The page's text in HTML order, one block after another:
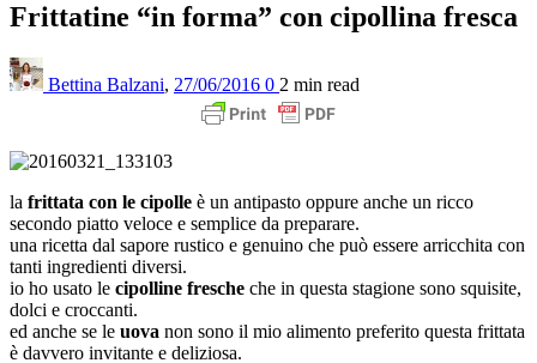
Frittatine “in forma” con cipollina fresca
Bettina Balzani, 27/06/2016 0 2 min read
la frittata con le cipolle è un antipasto oppure anche un ricco
secondo piatto veloce e semplice da preparare.
una ricetta dal sapore rustico e genuino che può essere arricchita con
tanti ingredienti diversi.
io ho usato le cipolline fresche che in questa stagione sono squisite,
dolci e croccanti.
ed anche se le uova non sono il mio alimento preferito questa frittata
è davvero invitante e deliziosa.